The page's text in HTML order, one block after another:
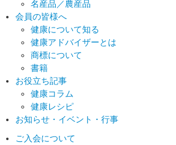
名産品／農産品
会員の皆様へ
健康について知る
健康アドバイザーとは
商標について
書籍
お役立ち記事
健康コラム
健康レシピ
お知らせ・イベント・行事
ご入会について